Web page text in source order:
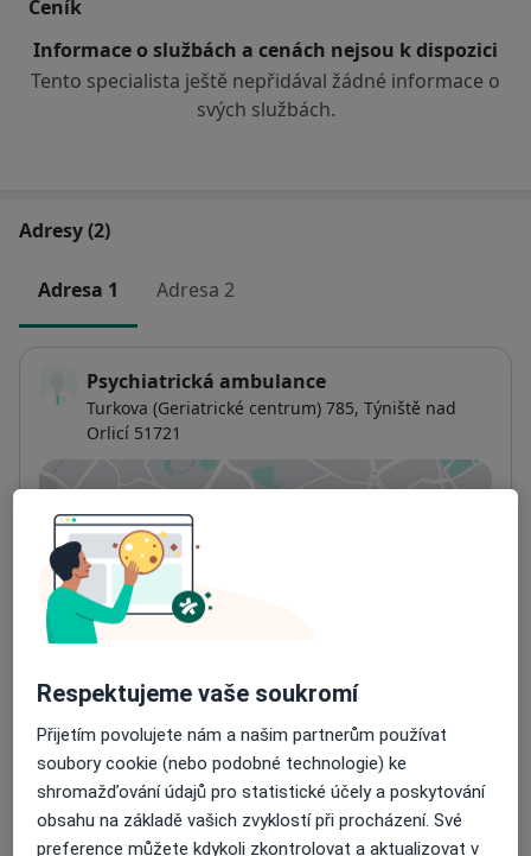
Ceník
Informace o službách a cenách nejsou k dispozici
Tento specialista ještě nepřidával žádné informace o
svých službách.
Adresy (2)
Adresa 1 Adresa 2
Psychiatrická ambulance
Turkova (Geriatrické centrum) 785, Týniště nad
Orlicí 51721
Dostupnost
Na této adrese online kalendář není aktivní
Co mám v takové situaci udělat?
Způsoby platby (soukromé návštěvy)
Na teto adrese lékař přijímá pacienty na pojišťovnu
Detaily
Víceo adrese
Respektujeme vaše soukromí
Přijetím povolujete nám a našim partnerům používat
soubory cookie (nebo podobné technologie) ke
shromažďování údajů pro statistické účely a poskytování
obsahu na základě vašich zvyklostí při procházení. Své
preference můžete kdykoli zkontrolovat a aktualizovat v